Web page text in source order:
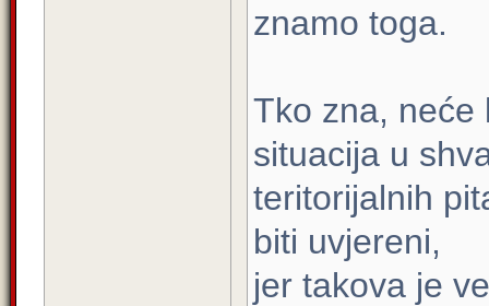
znamo toga.
Tko zna, neće
situacija u
teritorijalnih
biti uvjereni,
jer takova je